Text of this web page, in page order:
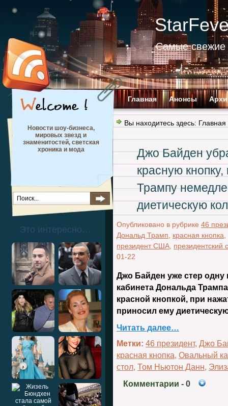
Самые свежие
Главная Анонсы
Новости шоу-бизнеса,
мировых звезд и
знаменитостей, светская
хроника и мода
Это интересно…
Вы находитесь здесь: Главная
Джо Байден
красную
Трампу
диетическую
Опубликовано в рубрике 46
Дональд Трамп
красная кнопка
президент США президентский
01-22
Джо Байден уже стер одну
кабинета Дональда
красной кнопкой, при
приносил ему
Читать далее…
Метки: 46 президент, Джо
красная кнопка, Овальный
стол, Том Ньютон Данн,
Комментарии - 0